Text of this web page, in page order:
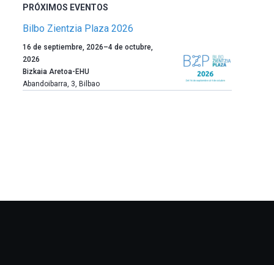
PRÓXIMOS EVENTOS
Bilbo Zientzia Plaza 2026
Un
año
más,
Bilbao
16 de septiembre, 2026–4 de octubre,
2026
Bizkaia Aretoa-EHU
Abandoibarra, 3, Bilbao